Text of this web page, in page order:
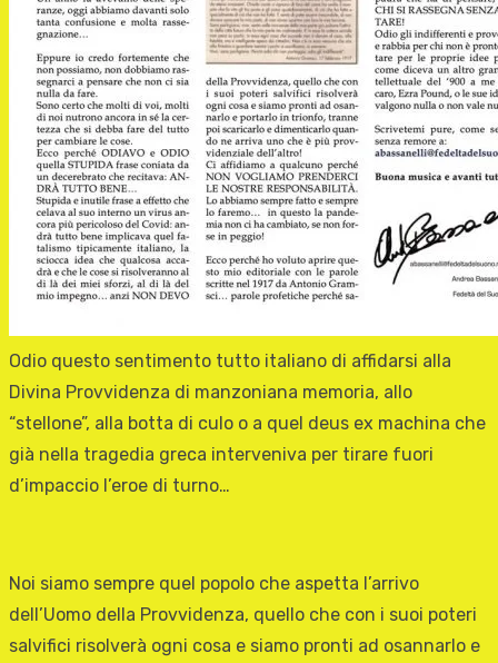
Odio questo sentimento tutto italiano di affidarsi alla
Divina Provvidenza di manzoniana memoria, allo
“stellone”, alla botta di culo o a quel deus ex machina che
già nella tragedia greca interveniva per tirare fuori
d’impaccio l’eroe di turno…
Noi siamo sempre quel popolo che aspetta l’arrivo
dell’Uomo della Provvidenza, quello che con i suoi poteri
salvifici risolverà ogni cosa e siamo pronti ad osannarlo e